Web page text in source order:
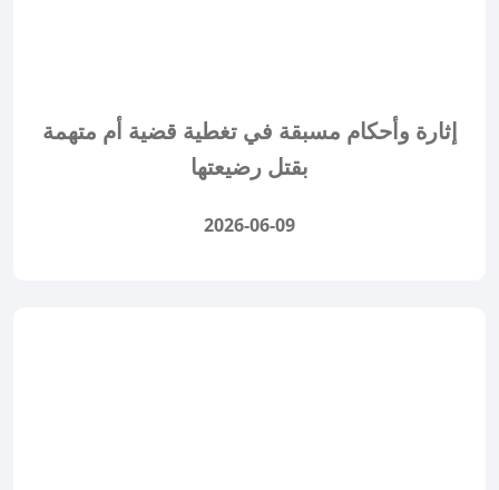
إثارة وأحكام مسبقة في تغطية قضية أم متهمة
بقتل رضيعتها
2026-06-09